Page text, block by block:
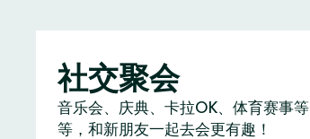
社交聚会
音乐会、庆典、卡拉OK、体育赛事等
等，和新朋友一起去会更有趣！